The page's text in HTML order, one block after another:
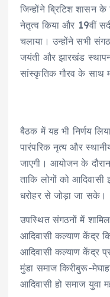
जिन्होंने ब्रिटिश शासन
नेतृत्व किया और 19वीं
चलाया। उन्होंने सभी
जयंती और झारखंड
सांस्कृतिक गौरव के साथ
बैठक में यह भी निर्णय
पारंपरिक नृत्य और
जाएगी। आयोजन के
ताकि लोगों को
धरोहर से जोड़ा जा सके।
उपस्थित संगठनों में
आदिवासी कल्याण केंद्र
आदिवासी कल्याण केंद्र
मुंडा समाज किरीबुरू-
आदिवासी हो समाज युवा